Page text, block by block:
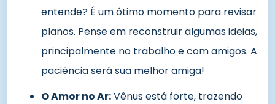
entende? É um ótimo momento para revisar
planos. Pense em reconstruir algumas ideias,
principalmente no trabalho e com amigos. A
paciência será sua melhor amiga!
O Amor no Ar:Vênus está forte, trazendo